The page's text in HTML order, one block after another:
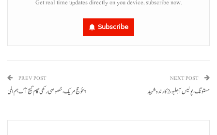
Get real time updates directly on you device, subscribe now.
Subscribe
PREV POST
اینخو حج مریک، خصوصی رکھی گام گیج آک ہم المی
NEXT POST
مستونگ، پولیس آ جلہو، 2 کارندہ شہید